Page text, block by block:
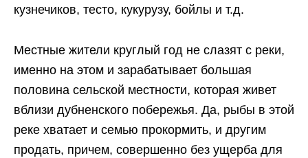
кузнечиков, тесто, кукурузу, бойлы и т.д.
Местные жители круглый год не слазят с реки,
именно на этом и зарабатывает большая
половина сельской местности, которая живет
вблизи дубненского побережья. Да, рыбы в этой
реке хватает и семью прокормить, и другим
продать, причем, совершенно без ущерба для